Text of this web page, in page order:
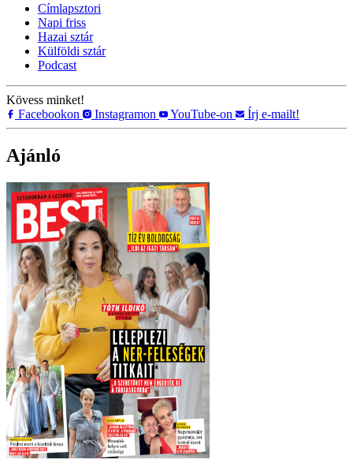
Címlapsztori
Napi friss
Hazai sztár
Külföldi sztár
Podcast
Kövess minket!
Facebookon
Instagramon YouTube-on Írj e-mailt!
Ajánló